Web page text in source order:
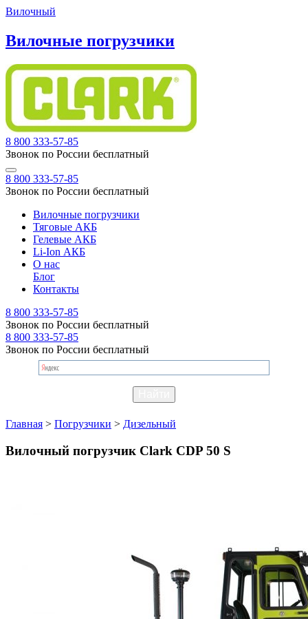
Вилочный
Вилочные погрузчики
8 800 333-57-85
Звонок по России бесплатный
8 800 333-57-85
Звонок по России бесплатный
Вилочные погрузчики
Тяговые АКБ
Гелевые АКБ
Li-Ion АКБ
О нас
Блог
Контакты
8 800 333-57-85
Звонок по России бесплатный
8 800 333-57-85
Звонок по России бесплатный
Главная > Погрузчики > Дизельный
Вилочный погрузчик Clark CDP 50 S